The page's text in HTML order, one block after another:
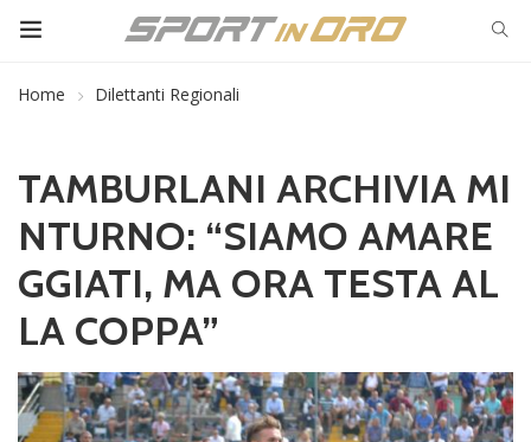
Home Dilettanti Regionali
TAMBURLANI ARCHIVIA MI
NTURNO: “SIAMO AMARE
GGIATI, MA ORA TESTA AL
LA COPPA”